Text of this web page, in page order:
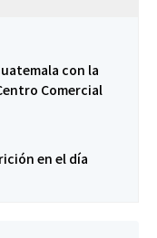
con la
Comercial
en el día